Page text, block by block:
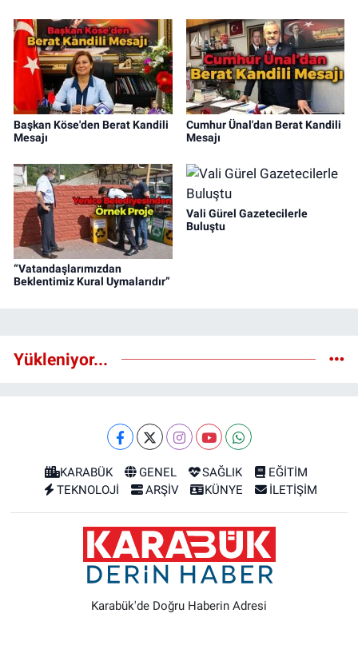
Başkan Köse'den Berat Kandili
Mesajı
Cumhur Ünal'dan Berat Kandili
Mesajı
“Vatandaşlarımızdan
Beklentimiz Kural Uymalarıdır”
Vali Gürel Gazetecilerle
Buluştu
Yükleniyor...
KARABÜK GENEL SAĞLIK
EĞİTİM
TEKNOLOJİ
ARŞİV KÜNYE İLETİŞİM
Karabük'de Doğru Haberin Adresi